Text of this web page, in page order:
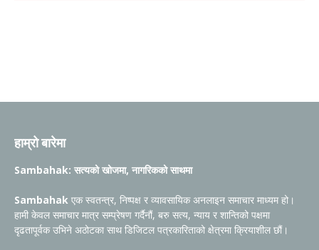
हाम्रो बारेमा
Sambahak: सत्यको खोजमा, नागरिकको साथमा
Sambahak एक स्वतन्त्र, निष्पक्ष र व्यावसायिक अनलाइन समाचार माध्यम हो।
हामी केवल समाचार मात्र सम्प्रेषण गर्दैनौं, बरु सत्य, न्याय र शान्तिको पक्षमा
दृढतापूर्वक उभिने अठोटका साथ डिजिटल पत्रकारिताको क्षेत्रमा क्रियाशील छौं।